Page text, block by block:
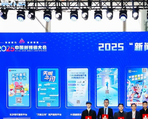
贛三地漢樂藝術家齊聚深圳，共奏
丨外交部回應特朗普委內瑞拉石油
位頂尖專家共話時代命題
澄邁文儒煥新升級 五組數據見證文
英率港區全國政協委員考察團來瓊
年海南儋州以舊換新帶動消費約18